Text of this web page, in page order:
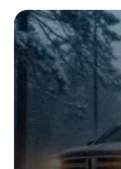
volant : ce
attendre
9 décembre 2025